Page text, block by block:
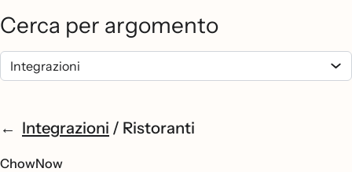
Cerca per argomento
Integrazioni / Ristoranti
ChowNow